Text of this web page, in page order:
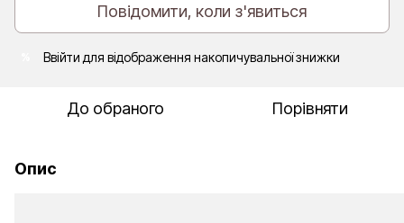
Повідомити, коли з'явиться
Ввійти для відображення накопичувальної знижки
До обраного Порівняти
Опис